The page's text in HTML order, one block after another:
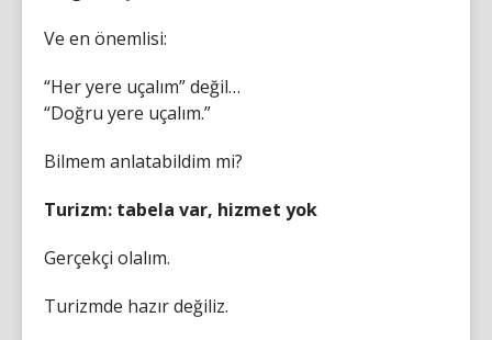
Ve en önemlisi:
“Her yere uçalım” değil…
“Doğru yere uçalım.”
Bilmem anlatabildim mi?
Turizm: tabela var, hizmet yok
Gerçekçi olalım.
Turizmde hazır değiliz.